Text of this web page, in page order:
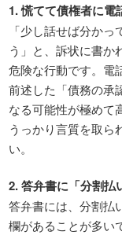
1. 慌てて債権者に電
「少し話せば分か
う」と、訴状に書か
危険な行動です。電
前述した「債務の承
なる可能性が極めて
うっかり言質を取ら
い。
2. 答弁書に「分割払
答弁書には、分割払
欄があることが多い